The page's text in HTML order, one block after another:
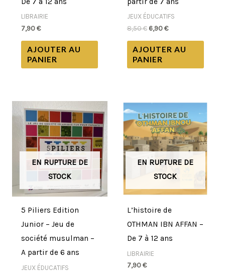
LIBRAIRIE
7,90€
AJOUTER AU
PANIER
JEUX ÉDUCATIFS
8,50€ 6,90€
AJOUTER AU
PANIER
EN RUPTURE DE
STOCK
5 Piliers Edition
Junior – Jeu de
société musulman –
A partir de 6 ans
JEUX ÉDUCATIFS
EN RUPTURE DE
STOCK
L’histoire de
OTHMAN IBN AFFAN –
De 7 à 12 ans
LIBRAIRIE
7,90€